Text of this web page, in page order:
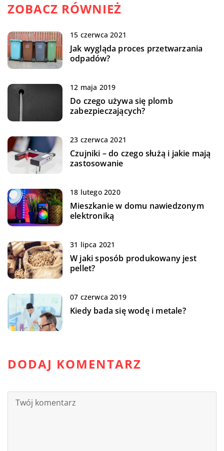
ZOBACZ RÓWNIEŻ
15 czerwca 2021
Jak wygląda proces przetwarzania
odpadów?
12 maja 2019
Do czego używa się plomb
zabezpieczających?
23 czerwca 2021
Czujniki – do czego służą i jakie mają
zastosowanie
18 lutego 2020
Mieszkanie w domu nawiedzonym
elektroniką
31 lipca 2021
W jaki sposób produkowany jest
pellet?
07 czerwca 2019
Kiedy bada się wodę i metale?
DODAJ KOMENTARZ